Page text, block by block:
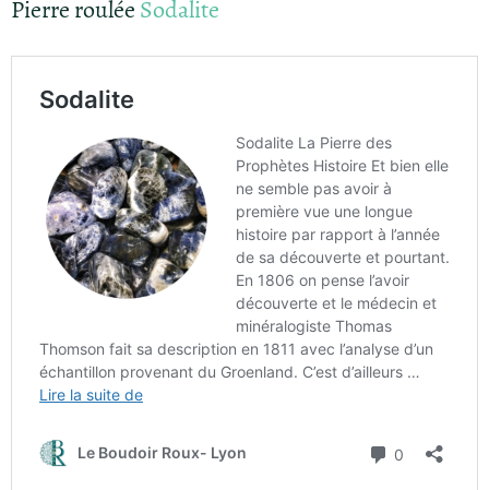
Pierre rouléeSodalite